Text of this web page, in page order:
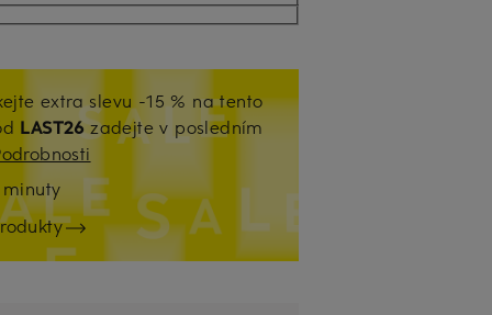
extra slevu -15 % na tento
LAST26zadejte v posledním
minuty